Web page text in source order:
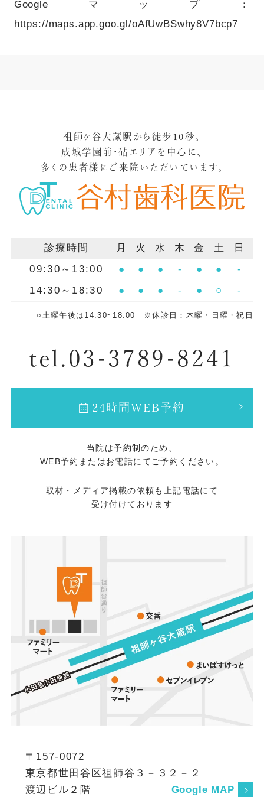
Googleマップ：
https://maps.app.goo.gl/oAfUwBSwhy8V7bcp7
祖師ヶ谷大蔵駅から徒歩10秒。
成城学園前・砧エリアを中心に、
多くの患者様にご来院いただいています。
診療時間 月 火 水 木 金 土
日
09:30～13:00
● ● ● - ● ●
-
14:30～18:30
● ● ● - ● ○ -
○土曜午後は14:30~18:00 ※休診日：木曜・日曜・祝日
tel.03-3789-8241
24時間WEB予約
当院は予約制のため、
WEB予約またはお電話にてご予約ください。
取材・メディア掲載の依頼も上記電話にて
受け付けております
〒157-0072
東京都世田谷区祖師谷３－３２－２
渡辺ビル２階
Google MAP